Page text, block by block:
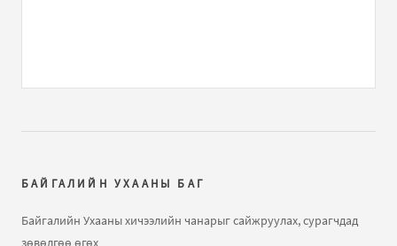
Далайн татралт түрэлт Зочин:
ч харагдахгүй байна
БАЙГАЛИЙН УХААНЫ БАГ
Байгалийн Ухааны хичээлийн чанарыг сайжруулах, сурагчдад
зөвөлгөө өгөх